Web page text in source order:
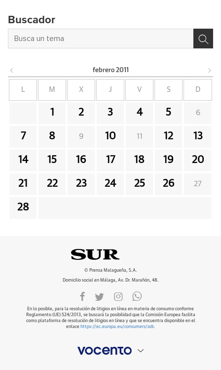
Buscador
febrero 2011
L M X J V S D
1 2 3 4 5 6
7 8 9 10 11 12 13
14 15 16 17 18 19 20
21 22 23 24 25 26 27
28
© Prensa Malagueña, S.A.
Domicilio social en Málaga, Av. Dr. Marañón, 48.
En lo posible, para la resolución de litigios en línea en materia de consumo conforme
Reglamento (UE) 524/2013, se buscará la posibilidad que la Comisión Europea facilita
como plataforma de resolución de litigios en línea y que se encuentra disponible en el
enlace https://ec.europa.eu/consumers/odr.